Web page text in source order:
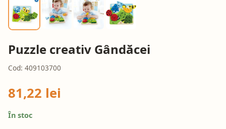
Puzzle creativ Gândăcei
Cod: 409103700
81,22 lei
În stoc